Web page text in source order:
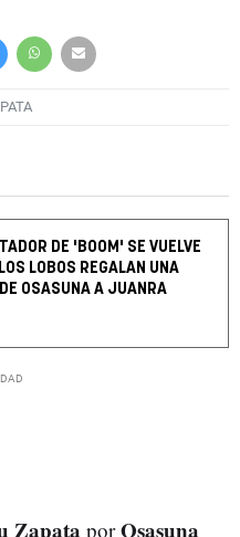
DE 'BOOM' SE VUELVE
LOBOS REGALAN UNA
OSASUNA A JUANRA
Zapata porOsasuna